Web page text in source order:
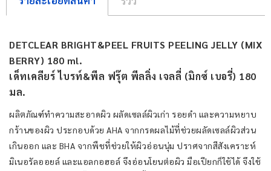
DETCLEAR BRIGHT&PEEL FRUITS PEELING JELLY (MIX
BERRY) 180 ml.
เด็ทเคลียร์ ไบรท์&พีล ฟรุ๊ต พีลลิ่ง เจลลี่ (มิกซ์ เบอรี่) 180
มล.
ผลิตภัณฑ์ทำความสะอาดผิว ผลัดเซลล์ผิวเก่า รอยดำ และความหยาบ
กร้านของผิว ประกอบด้วย AHA จากกรดผลไม้ที่ช่วยผลัดเซลล์ผิวส่วน
เกินออก และ BHA จากพืชที่ช่วยให้ผิวอ่อนนุ่ม ปราศจากสีสังเคราะห์
มิเนอรัลออยล์ และแอลกอฮอล์ จึงอ่อนโยนต่อผิว มือเปียกก็ใช้ได้ จึงใช้